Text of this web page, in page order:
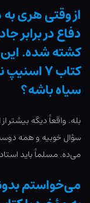
از وقتی هری
دفاع در برابر
کشته شده.
کتاب ۷
سیاه باشه؟
بله. واقعاً دیگه بیشتر
سؤال خوبیه و همه
می‌ده. مسلماً باید
می‌خواستم